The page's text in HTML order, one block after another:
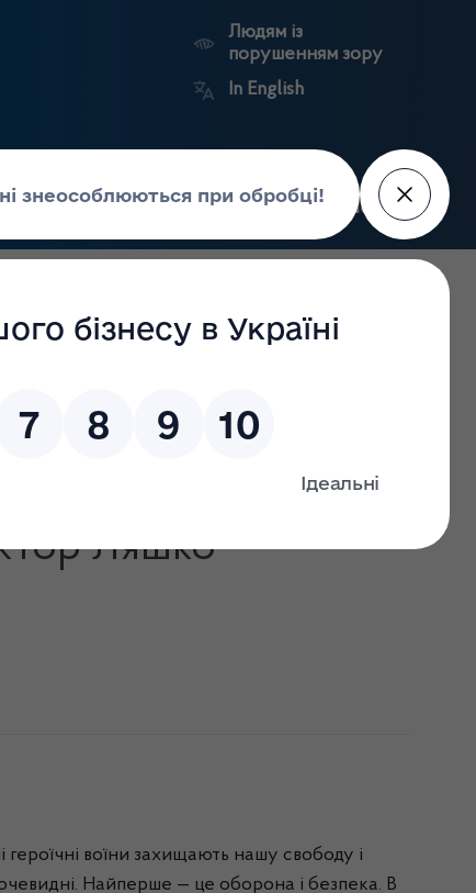
Людям із
порушенням зору
In English
центр Пошук
нагляд
реєстри
портал
Держлікслужби
на 24,4 млрд грн – Віктор Ляшко
видатків на
Ляшко
воїни захищають нашу свободу і
Найперше — це оборона і безпека. В